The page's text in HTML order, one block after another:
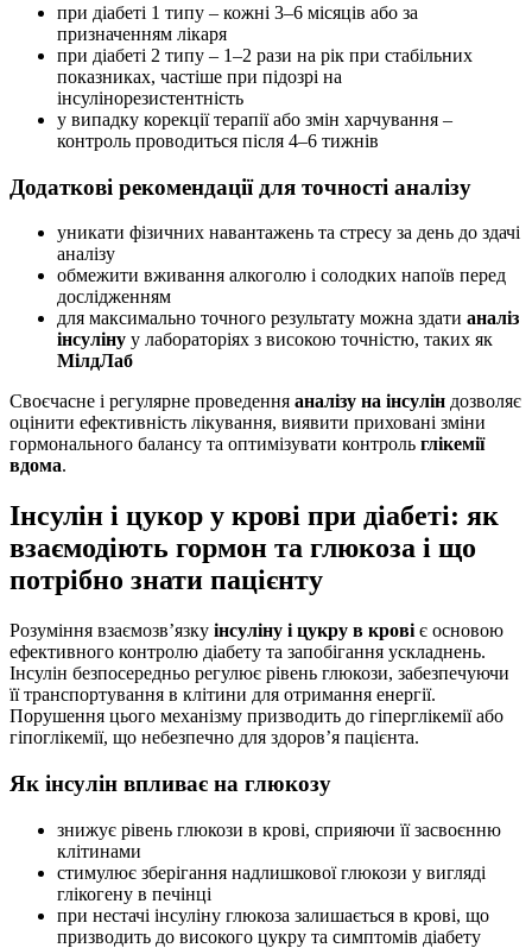
при діабеті 1 типу – кожні 3–6 місяців або за
призначенням лікаря
при діабеті 2 типу – 1–2 рази на рік при стабільних
показниках, частіше при підозрі на
інсулінорезистентність
у випадку корекції терапії або змін харчування –
контроль проводиться після 4–6 тижнів
Додаткові рекомендації для точності аналізу
уникати фізичних навантажень та стресу за день до здачі
аналізу
обмежити вживання алкоголю і солодких напоїв перед
дослідженням
для максимально точного результату можна здати аналіз
інсуліну у лабораторіях з високою точністю, таких як
МілдЛаб
Своєчасне і регулярне проведення аналізу на інсулін дозволяє
оцінити ефективність лікування, виявити приховані зміни
гормонального балансу та оптимізувати контроль глікемії
вдома.
Інсулін і цукор у крові при діабеті: як
взаємодіють гормон та глюкоза і що
потрібно знати пацієнту
Розуміння взаємозв’язку інсуліну і цукру в крові є основою
ефективного контролю діабету та запобігання ускладнень.
Інсулін безпосередньо регулює рівень глюкози, забезпечуючи
її транспортування в клітини для отримання енергії.
Порушення цього механізму призводить до гіперглікемії або
гіпоглікемії, що небезпечно для здоров’я пацієнта.
Як інсулін впливає на глюкозу
знижує рівень глюкози в крові, сприяючи її засвоєнню
клітинами
стимулює зберігання надлишкової глюкози у вигляді
глікогену в печінці
при нестачі інсуліну глюкоза залишається в крові, що
призводить до високого цукру та симптомів діабету